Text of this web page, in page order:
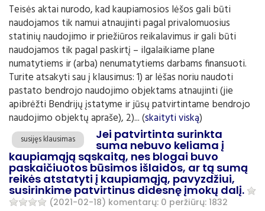
Teisės aktai nurodo, kad kaupiamosios lėšos gali būti
naudojamos tik namui atnaujinti pagal privalomuosius
statinių naudojimo ir priežiūros reikalavimus ir gali būti
naudojamos tik pagal paskirtį – ilgalaikiame plane
numatytiems ir (arba) nenumatytiems darbams finansuoti.
Turite atsakyti sau į klausimus: 1) ar lėšas noriu naudoti
pastato bendrojo naudojimo objektams atnaujinti (jie
apibrėžti Bendrijų įstatyme ir jūsų patvirtintame bendrojo
naudojimo objektų apraše), 2)... (skaityti viską)
susijęs klausimas Jei patvirtinta surinkta
suma nebuvo keliama į
kaupiamąją sąskaitą, nes blogai buvo
paskaičiuotos būsimos išlaidos, ar tą sumą
reikės atstatyti į kaupiamąją, pavyzdžiui,
susirinkime patvirtinus didesnę įmokų dalį.
(2021-02-18) komentarų: 0 peržiūrų: 1832